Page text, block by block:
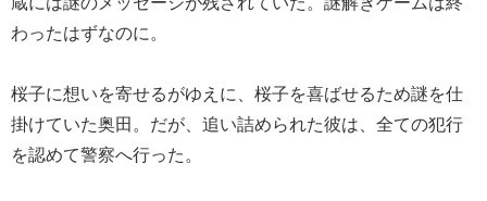
わったはずなのに。
桜子に想いを寄せるがゆえに、桜子を喜ばせるため謎を仕
掛けていた奥田。だが、追い詰められた彼は、全ての犯行
を認めて警察へ行った。